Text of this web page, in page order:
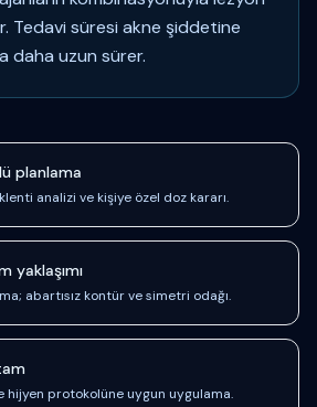
Tedavi süresi akne şiddetine
daha uzun sürer.
planlama
analizi ve kişiye özel doz kararı.
yaklaşımı
abartısız kontür ve simetri odağı.
hijyen protokolüne uygun uygulama.